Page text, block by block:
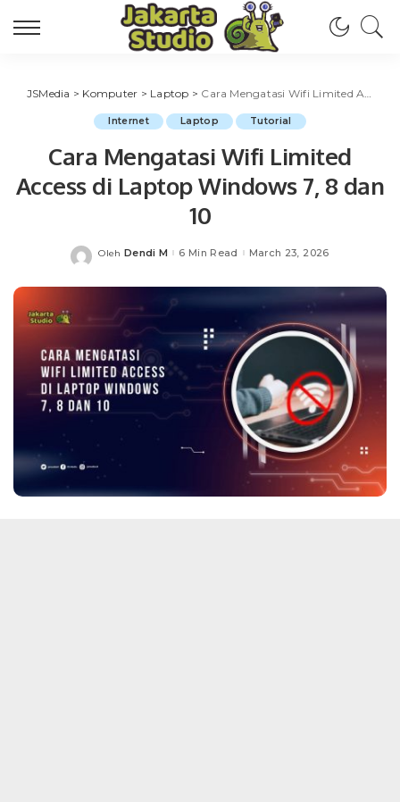
JSMedia > Komputer > Laptop > Cara Mengatasi Wifi Limited Access di Laptop Windows 7, 8 dan 10
Internet Laptop Tutorial
Cara Mengatasi Wifi Limited
Access di Laptop Windows 7, 8 dan
10
Posted
Oleh Dendi M 6 Min Read March 23, 2026